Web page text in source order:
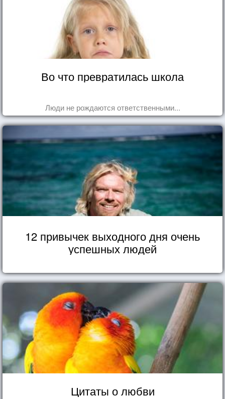
Во что превратилась школа
Люди не рождаются ответственными...
12 привычек выходного дня очень
успешных людей
Цитаты о любви